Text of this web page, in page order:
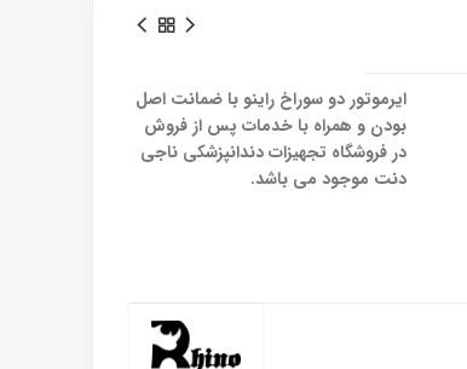
ایرموتور دو سوراخ راینو با ضمانت اصل
بودن و همراه با خدمات پس از فروش
در فروشگاه تجهیزات دندانپزشکی ناجی
دنت موجود می باشد.